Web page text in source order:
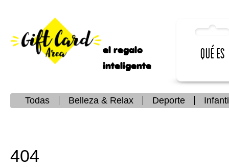
el regalo
inteligente
Qué es
Todas Belleza & Relax Deporte
404